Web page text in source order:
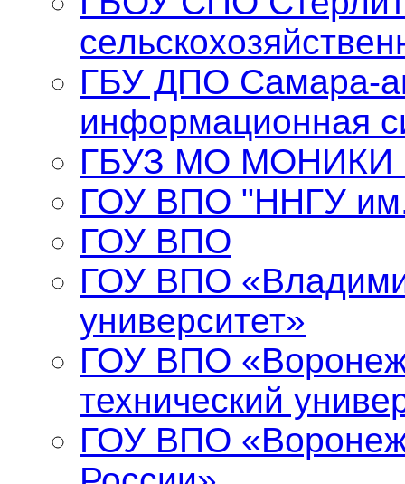
ГБУ ДПО Самара-
информационная
ГБУЗ МО МОНИКИ
ГОУ ВПО "ННГУ им.
ГОУ ВПО
ГОУ ВПО
университет»
ГОУ ВПО
технический
ГОУ ВПО